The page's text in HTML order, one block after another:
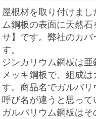
屋根材を取り付けま
ム鋼板の表面に天然
サ】です。弊社のカ
す。
ジンカリウム鋼板は
メッキ鋼板で、組成
す。商品名でガルバ
呼び名が違うと思って
ガルバリウム鋼板は